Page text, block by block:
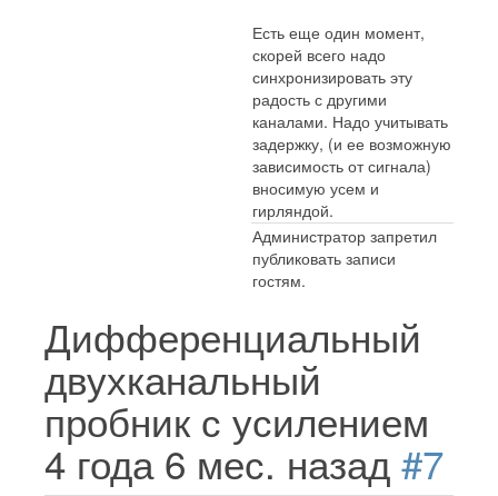
Есть еще один момент,
скорей всего надо
синхронизировать эту
радость с другими
каналами. Надо учитывать
задержку, (и ее возможную
зависимость от сигнала)
вносимую усем и
гирляндой.
Администратор запретил
публиковать записи
гостям.
Дифференциальный
двухканальный
пробник с усилением
4 года 6 мес. назад #7